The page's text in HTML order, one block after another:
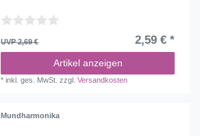
UVP 2,69 € 2,59 € *
Artikel anzeigen
*inkl. ges. MwSt. zzgl.Versandkosten
Mundharmonika